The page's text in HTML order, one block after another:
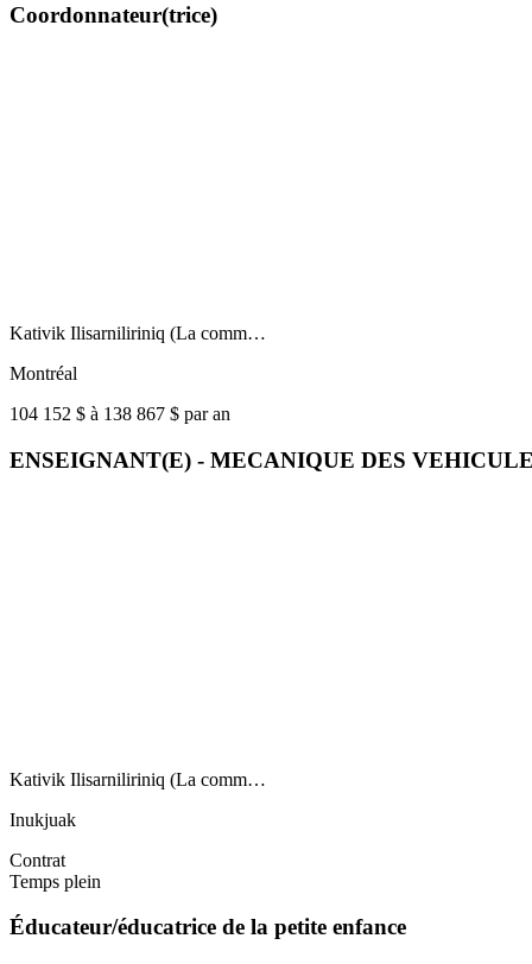
Coordonnateur(trice)
Kativik Ilisarniliriniq (La comm…
Montréal
104 152 $ à 138 867 $ par an
ENSEIGNANT(E) - MECANIQUE DES
Kativik Ilisarniliriniq (La comm…
Inukjuak
Contrat
Temps plein
Éducateur/éducatrice de la petite enfance